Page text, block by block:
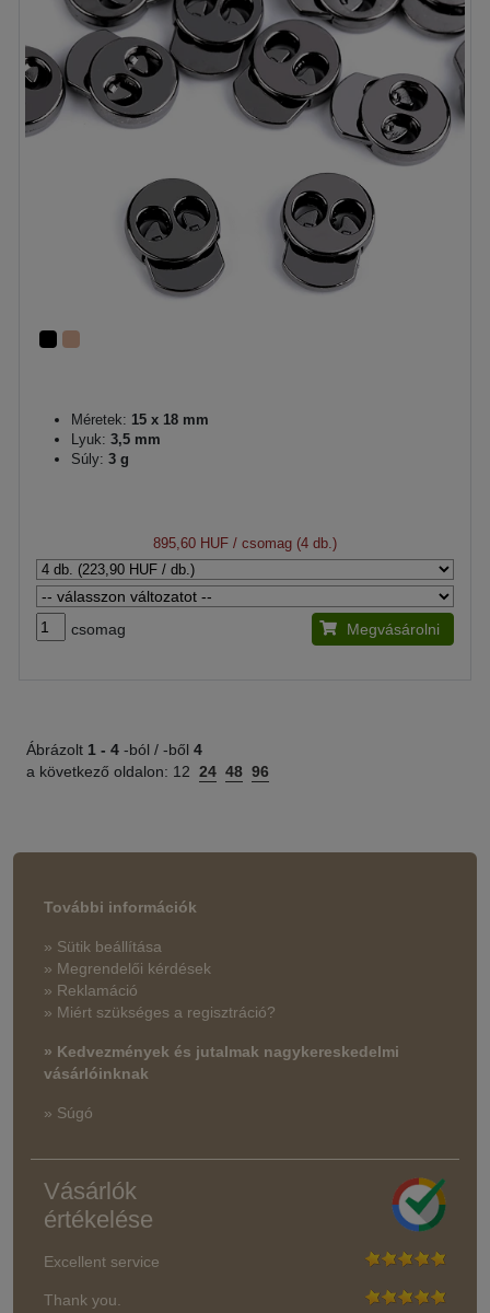
Méretek: 15 x 18 mm
Lyuk: 3,5 mm
Súly: 3 g
895,60 HUF / csomag (4 db.)
csomag Megvásárolni
Ábrázolt 1 - 4 -ból / -ből 4
a következő oldalon: 12 24 48 96
További információk
» Sütik beállítása
» Megrendelői kérdések
» Reklamáció
» Miért szükséges a regisztráció?
» Kedvezmények és jutalmak nagykereskedelmi
vásárlóinknak
» Súgó
Vásárlók
értékelése
Excellent service
Thank you.